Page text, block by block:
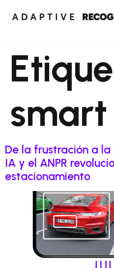
smart
De la frustración a
IA y el ANPR
estacionamiento